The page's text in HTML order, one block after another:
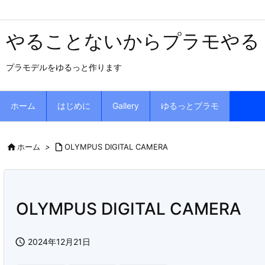
やることないからプラモやる
プラモデルをゆるっと作ります
ホーム はじめに Gallery ゆるっとプラモ
ホーム >  OLYMPUS DIGITAL CAMERA
OLYMPUS DIGITAL CAMERA
 2024年12月21日